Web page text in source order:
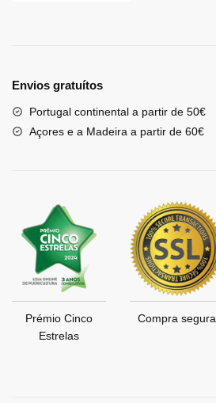
Envios gratuítos
Portugal continental a partir de 50€
Açores e a Madeira a partir de 60€
Prémio Cinco
Estrelas
Compra segura